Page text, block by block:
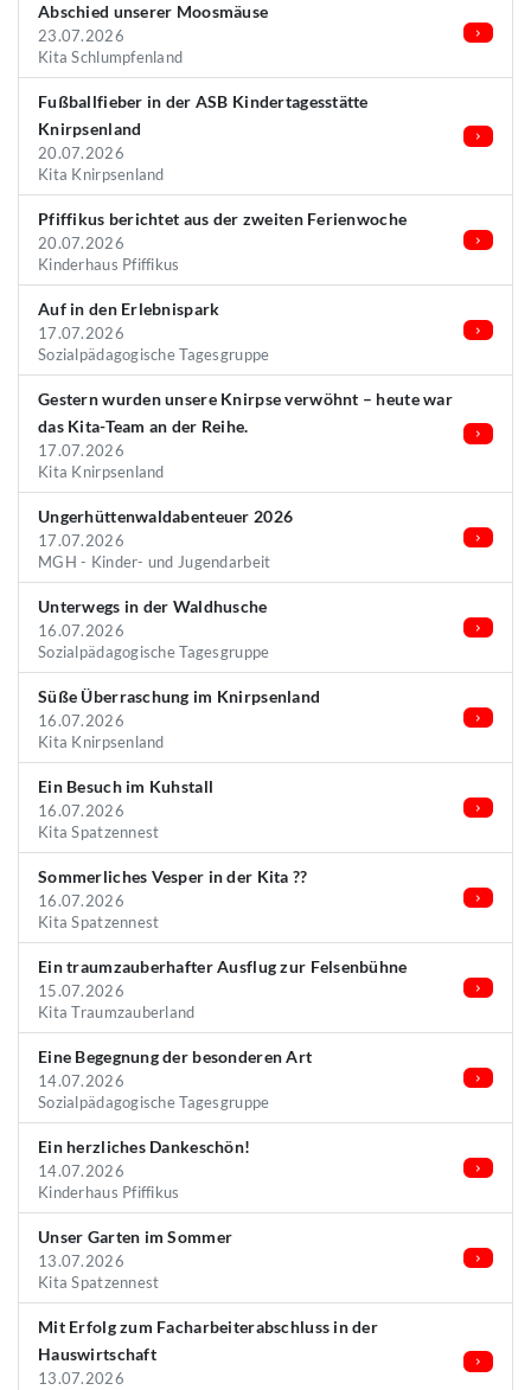
Abschied unserer Moosmäuse
23.07.2026
Kita Schlumpfenland
Fußballfieber in der ASB Kindertagesstätte
Knirpsenland
20.07.2026
Kita Knirpsenland
Pfiffikus berichtet aus der zweiten Ferienwoche
20.07.2026
Kinderhaus Pfiffikus
Auf in den Erlebnispark
17.07.2026
Sozialpädagogische Tagesgruppe
Gestern wurden unsere Knirpse verwöhnt – heute war
das Kita-Team an der Reihe.
17.07.2026
Kita Knirpsenland
Ungerhüttenwaldabenteuer 2026
17.07.2026
MGH - Kinder- und Jugendarbeit
Unterwegs in der Waldhusche
16.07.2026
Sozialpädagogische Tagesgruppe
Süße Überraschung im Knirpsenland
16.07.2026
Kita Knirpsenland
Ein Besuch im Kuhstall
16.07.2026
Kita Spatzennest
Sommerliches Vesper in der Kita ??
16.07.2026
Kita Spatzennest
Ein traumzauberhafter Ausflug zur Felsenbühne
15.07.2026
Kita Traumzauberland
Eine Begegnung der besonderen Art
14.07.2026
Sozialpädagogische Tagesgruppe
Ein herzliches Dankeschön!
14.07.2026
Kinderhaus Pfiffikus
Unser Garten im Sommer
13.07.2026
Kita Spatzennest
Mit Erfolg zum Facharbeiterabschluss in der
Hauswirtschaft
13.07.2026